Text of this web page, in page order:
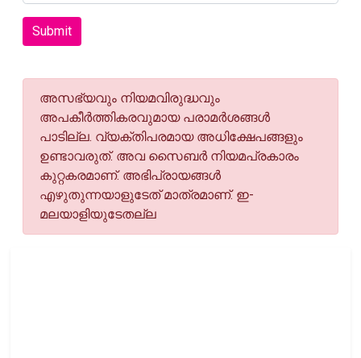
Submit
അസഭ്യവും നിയമവിരുദ്ധവും
അപകീര്‍ത്തികരവുമായ പരാമര്‍ശങ്ങള്‍
പാടില്ല. വ്യക്തിപരമായ അധിക്ഷേപങ്ങളും
ഉണ്ടാവരുത്. അവ സൈബര്‍ നിയമപ്രകാരം
കുറ്റകരമാണ്. അഭിപ്രായങ്ങള്‍
എഴുതുന്നയാളുടേത് മാത്രമാണ്. ഇ-
മലയാളിയുടേതല്ല